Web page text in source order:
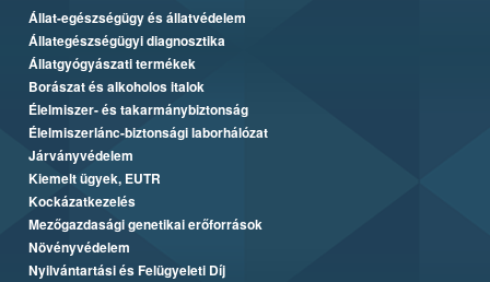
Állat-egészségügy és állatvédelem
Állategészségügyi diagnosztika
Állatgyógyászati termékek
Borászat és alkoholos italok
Élelmiszer- és takarmánybiztonság
Élelmiszerlánc-biztonsági laborhálózat
Járványvédelem
Kiemelt ügyek, EUTR
Kockázatkezelés
Mezőgazdasági genetikai erőforrások
Növényvédelem
Nyilvántartási és Felügyeleti Díj